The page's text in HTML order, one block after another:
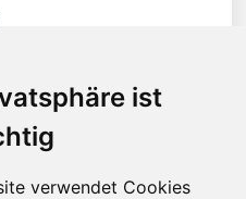
ist
verwendet Cookies
㎡